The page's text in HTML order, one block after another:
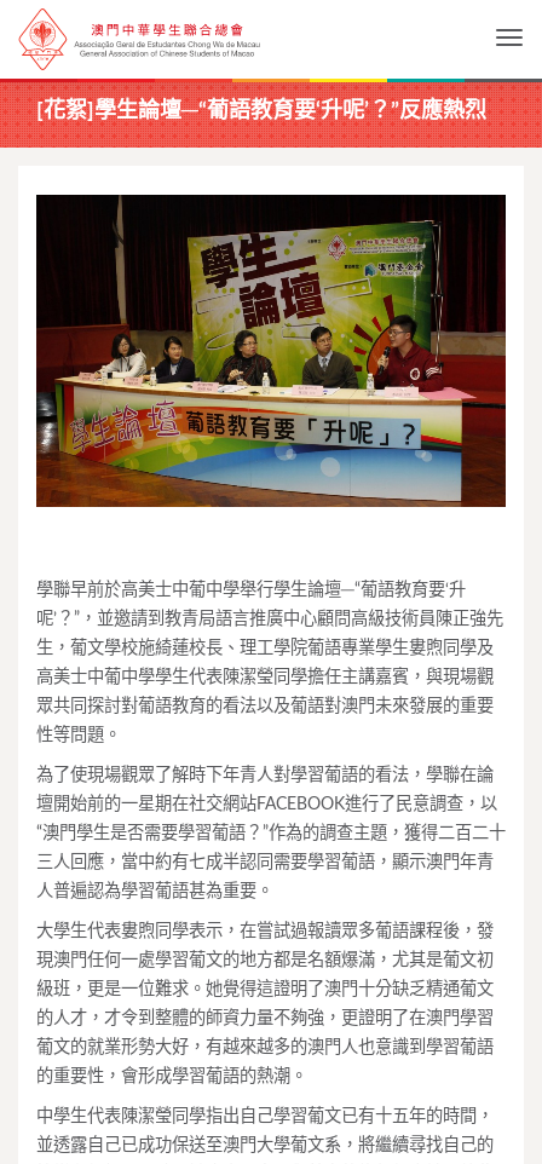
[花絮]學生論壇─“葡語教育要‘升呢’？”反應熱烈
學聯早前於高美士中葡中學舉行學生論壇─“葡語教育要‘升
呢’？”，並邀請到教青局語言推廣中心顧問高級技術員陳正強先
生，葡文學校施綺蓮校長、理工學院葡語專業學生婁煦同學及
高美士中葡中學學生代表陳潔瑩同學擔任主講嘉賓，與現場觀
眾共同探討對葡語教育的看法以及葡語對澳門未來發展的重要
性等問題。
為了使現場觀眾了解時下年青人對學習葡語的看法，學聯在論
壇開始前的一星期在社交網站FACEBOOK進行了民意調查，以
“澳門學生是否需要學習葡語？”作為的調查主題，獲得二百二十
三人回應，當中約有七成半認同需要學習葡語，顯示澳門年青
人普遍認為學習葡語甚為重要。
大學生代表婁煦同學表示，在嘗試過報讀眾多葡語課程後，發
現澳門任何一處學習葡文的地方都是名額爆滿，尤其是葡文初
級班，更是一位難求。她覺得這證明了澳門十分缺乏精通葡文
的人才，才令到整體的師資力量不夠強，更證明了在澳門學習
葡文的就業形勢大好，有越來越多的澳門人也意識到學習葡語
的重要性，會形成學習葡語的熱潮。
中學生代表陳潔瑩同學指出自己學習葡文已有十五年的時間，
並透露自己已成功保送至澳門大學葡文系，將繼續尋找自己的